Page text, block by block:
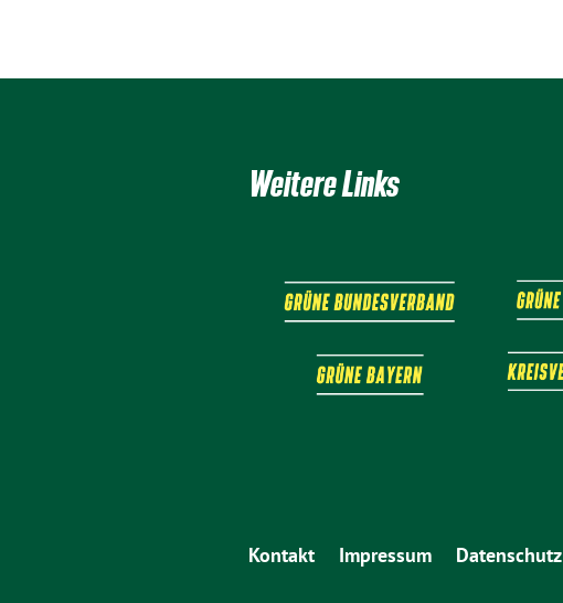
Weitere Links
Kontakt Impressum Datenschutz